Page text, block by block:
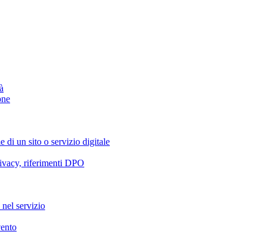
di un sito o servizio digitale
riferimenti DPO
servizio